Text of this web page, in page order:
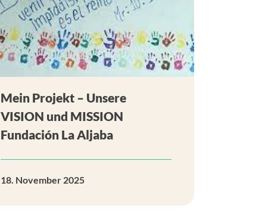
Mein Projekt – Unsere
VISION und MISSION
Fundación La Aljaba
18. November 2025